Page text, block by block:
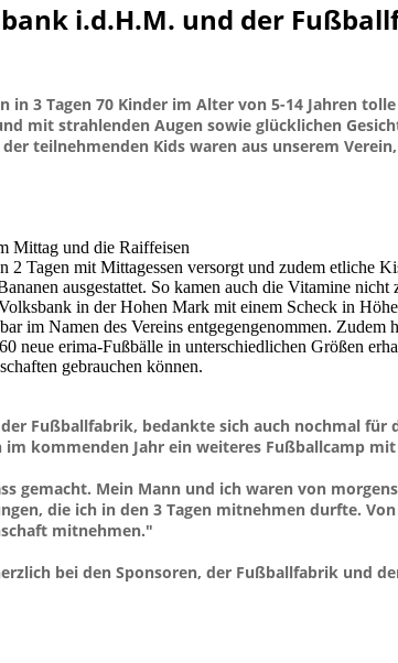
i.d.H.M. und der
3 Tagen 70 Kinder im Alter von 5-14 Jahren
mit strahlenden Augen sowie glücklichen
teilnehmenden Kids waren aus unserem
Mittag und die Raiffeisen
Tagen mit Mittagessen versorgt und zudem etliche
ausgestattet. So kamen auch die Vitamine nicht
in der Hohen Mark mit einem Scheck in
im Namen des Vereins entgegengenommen. Zudem
neue erima-Fußbälle in unterschiedlichen Größen
gebrauchen können.
Fußballfabrik, bedankte sich auch nochmal für
kommenden Jahr ein weiteres Fußballcamp
gemacht. Mein Mann und ich waren von
die ich in den 3 Tagen mitnehmen durfte.
mitnehmen."
bei den Sponsoren, der Fußballfabrik und